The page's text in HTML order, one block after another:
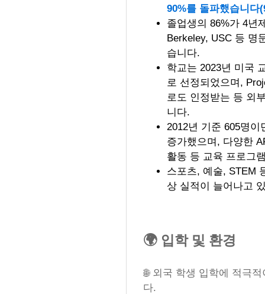
90%를 돌파했습니다
졸업생의 86%가 4년
Berkeley, USC 등 명
습니다.
학교는 2023년 미국
로 선정되었으며,
로도 인정받는 등 외
니다.
2012년 기준 605명
증가했으며, 다양한
활동 등 교육 프로그
스포츠, 예술, STEM
상 실적이 늘어나고
🌍 입학 및 환경
🌐 외국 학생 입학에 적극
다.